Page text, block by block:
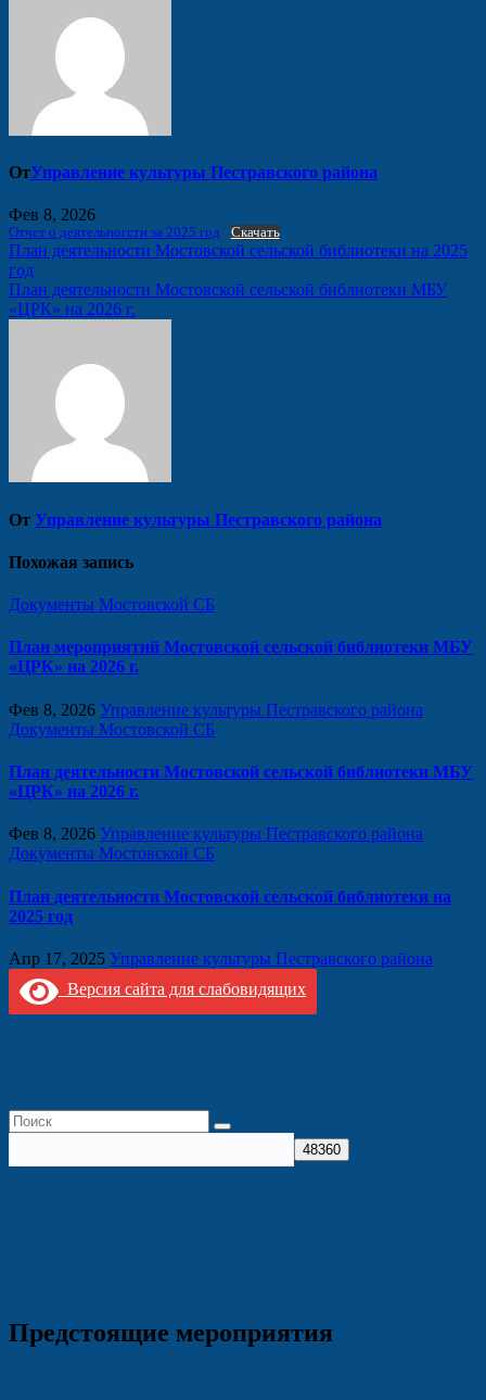
ОтУправление культуры Пестравского района
Фев 8, 2026
Отчет о деятельногсти за 2025 год Скачать
Навигация
по
записям
План деятельности Мостовской сельской библиотеки на 2025
год
План деятельности Мостовской сельской библиотеки МБУ
«ЦРК» на 2026 г.
От Управление культуры Пестравского района
Похожая запись
Документы Мостовской СБ
План мероприятий Мостовской сельской библиотеки МБУ
«ЦРК» на 2026 г.
Фев 8, 2026 Управление культуры Пестравского района
Документы Мостовской СБ
План деятельности Мостовской сельской библиотеки МБУ
«ЦРК» на 2026 г.
Фев 8, 2026 Управление культуры Пестравского района
Документы Мостовской СБ
План деятельности Мостовской сельской библиотеки на
2025 год
Апр 17, 2025 Управление культуры Пестравского района
Версия сайта для слабовидящих
Предстоящие мероприятия